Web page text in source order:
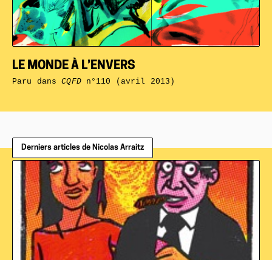
LE MONDE À L’ENVERS
Paru dansCQFDn°110 (avril 2013)
Derniers articles de Nicolas Arraitz